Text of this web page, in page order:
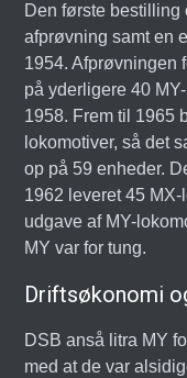
Den første bestilling
afprøvning samt en
1954. Afprøvningen
på yderligere 40
1958. Frem til 1965
lokomotiver, så det
op på 59 enheder.
1962 leveret 45
udgave af MY-
MY var for tung.
Driftsøkonomi
DSB anså litra MY
med at de var